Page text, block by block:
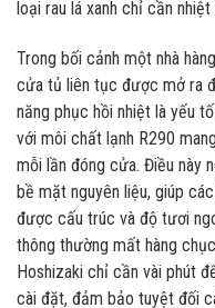
loại rau lá xanh chỉ cần
Trong bối cảnh một nhà
cửa tủ liên tục được mở ra
năng phục hồi nhiệt là yếu
với môi chất lạnh R290
mỗi lần đóng cửa. Điều này
bề mặt nguyên liệu, giúp
được cấu trúc và độ tươi
thông thường mất hàng
Hoshizaki chỉ cần vài phút
cài đặt, đảm bảo tuyệt đối